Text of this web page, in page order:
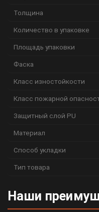
Толщина
Количество в упаковке
Площадь упаковки
Фаска
Класс изностойкости
Класс пожарной
Защитный слой PU
Материал
Способ укладки
Тип товара
Наши